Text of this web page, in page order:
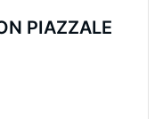
PIAZZALE